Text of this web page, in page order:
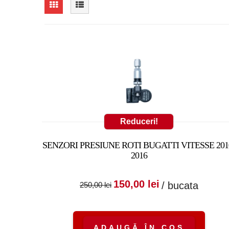
Reduceri!
SENZORI PRESIUNE ROTI BUGATTI VITESSE
2016
250,00lei
Prețul inițial a fost:
150,00 lei Prețul curent
150,00 lei.
/ bucata